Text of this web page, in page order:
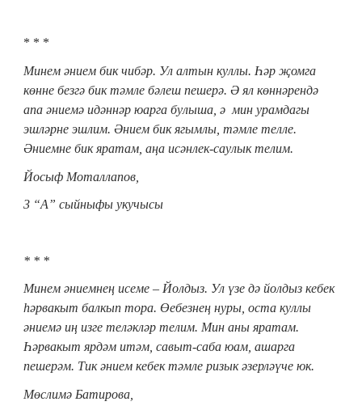
* * *
Минем әнием бик чибәр. Ул алтын куллы. Һәр җомга
көнне безгә бик тәмле бәлеш пешерә. Ә ял көннәрендә
апа әниемә идәннәр юарга булыша, ә мин урамдагы
эшләрне эшлим. Әнием бик ягымлы, тәмле телле.
Әниемне бик яратам, аңа исәнлек-саулык телим.
Йосыф Моталлапов,
3 “А” сыйныфы укучысы
* * *
Минем әниемнең исеме – Йолдыз. Ул үзе дә йолдыз кебек
һәрвакыт балкып тора. Өебезнең нуры, оста куллы
әниемә иң изге теләкләр телим. Мин аны яратам.
Һәрвакыт ярдәм итәм, савыт-саба юам, ашарга
пешерәм. Тик әнием кебек тәмле ризык әзерләүче юк.
Мөслимә Батирова,